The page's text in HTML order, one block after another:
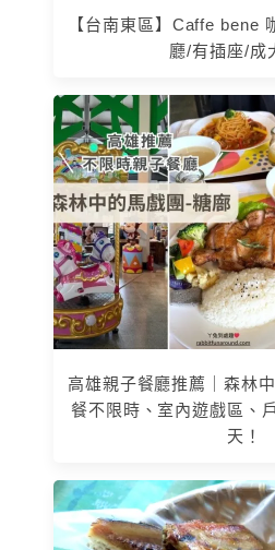
【台南東區】Caffe bene
廳/有插座/成
高雄親子餐廳推薦｜森林
餐不限時、室內遊戲區、
天！